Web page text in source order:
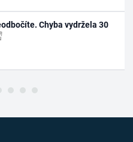
Chyba vydržela 30